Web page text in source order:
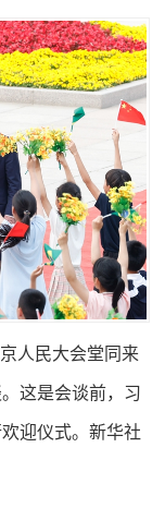
人民大会堂同来
这是会谈前，习
迎仪式。新华社